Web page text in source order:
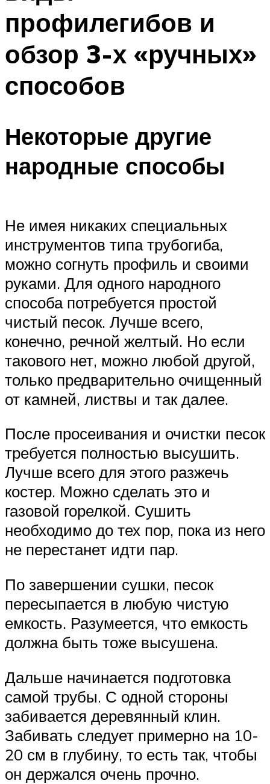
профилегибов и
обзор 3-х «ручных»
способов
Некоторые другие
народные способы
Не имея никаких специальных
инструментов типа трубогиба,
можно согнуть профиль и своими
руками. Для одного народного
способа потребуется простой
чистый песок. Лучше всего,
конечно, речной желтый. Но если
такового нет, можно любой другой,
только предварительно очищенный
от камней, листвы и так далее.
После просеивания и очистки песок
требуется полностью высушить.
Лучше всего для этого разжечь
костер. Можно сделать это и
газовой горелкой. Сушить
необходимо до тех пор, пока из него
не перестанет идти пар.
По завершении сушки, песок
пересыпается в любую чистую
емкость. Разумеется, что емкость
должна быть тоже высушена.
Дальше начинается подготовка
самой трубы. С одной стороны
забивается деревянный клин.
Забивать следует примерно на 10-
20 см в глубину, то есть так, чтобы
он держался очень прочно.